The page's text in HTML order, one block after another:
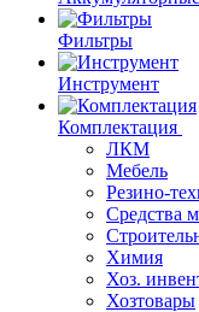
Фильтры
Инструмент
Комплектация
ЛКМ
Мебель
Резино-
Средства
Химия
Хоз.
Хозтовары